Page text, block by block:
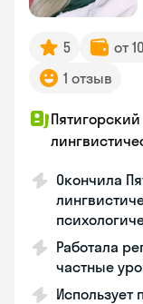
5 от
1 отзыв
Окончила
Работала
частные
Использует